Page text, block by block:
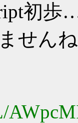
初歩
せんね